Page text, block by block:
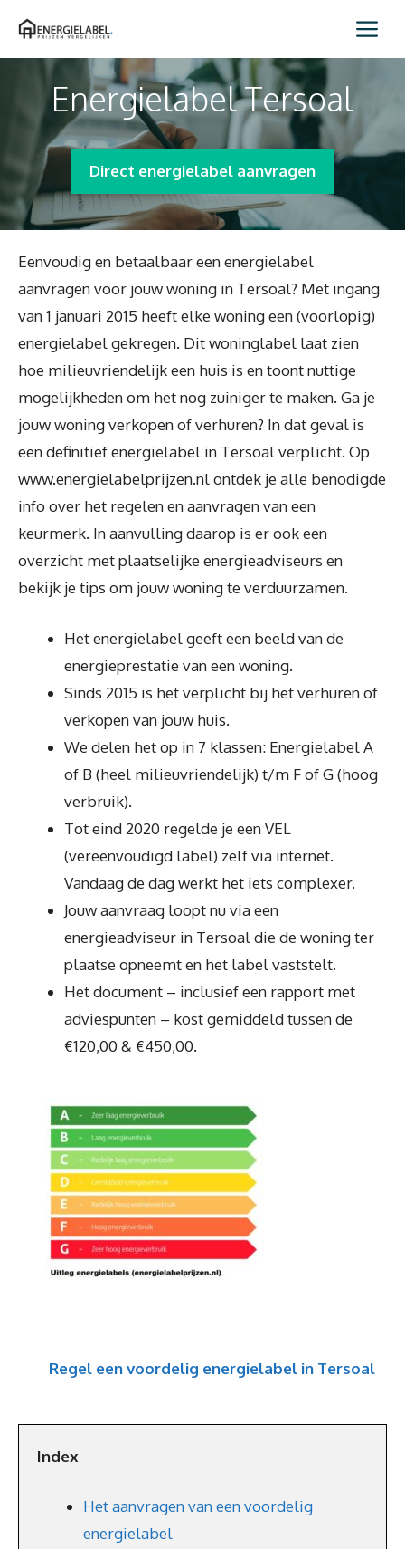
naar
Energielabel Tersoal
Direct energielabel aanvragen
Eenvoudig en betaalbaar een energielabel
aanvragen voor jouw woning in Tersoal? Met ingang
van 1 januari 2015 heeft elke woning een (voorlopig)
energielabel gekregen. Dit woninglabel laat zien
hoe milieuvriendelijk een huis is en toont nuttige
mogelijkheden om het nog zuiniger te maken. Ga je
jouw woning verkopen of verhuren? In dat geval is
een definitief energielabel in Tersoal verplicht. Op
www.energielabelprijzen.nl ontdek je alle benodigde
info over het regelen en aanvragen van een
keurmerk. In aanvulling daarop is er ook een
overzicht met plaatselijke energieadviseurs en
bekijk je tips om jouw woning te verduurzamen.
Het energielabel geeft een beeld van de
energieprestatie van een woning.
Sinds 2015 is het verplicht bij het verhuren of
verkopen van jouw huis.
We delen het op in 7 klassen: Energielabel A
of B (heel milieuvriendelijk) t/m F of G (hoog
verbruik).
Tot eind 2020 regelde je een VEL
(vereenvoudigd label) zelf via internet.
Vandaag de dag werkt het iets complexer.
Jouw aanvraag loopt nu via een
energieadviseur in Tersoal die de woning ter
plaatse opneemt en het label vaststelt.
Het document – inclusief een rapport met
adviespunten – kost gemiddeld tussen de
€120,00 & €450,00.
Regel een voordelig energielabel in Tersoal
Index
Het aanvragen van een voordelig
energielabel